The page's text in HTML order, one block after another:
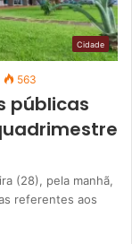
Cidade
563
públicas
(28), pela manhã,
referentes aos